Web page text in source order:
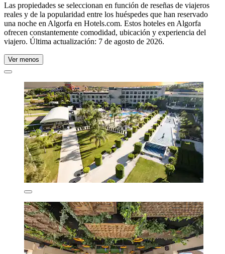
Las propiedades se seleccionan en función de reseñas de viajeros
reales y de la popularidad entre los huéspedes que han reservado
una noche en Algorfa en Hotels.com. Estos hoteles en Algorfa
ofrecen constantemente comodidad, ubicación y experiencia del
viajero. Última actualización: 7 de agosto de 2026.
Ver menos